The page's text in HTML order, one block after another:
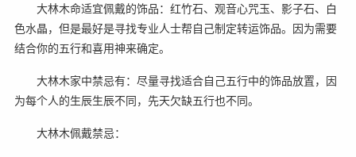
大林木命适宜佩戴的饰品：红竹石、观音心咒玉、影子石、白
色水晶，但是最好是寻找专业人士帮自己制定转运饰品。因为需要
结合你的五行和喜用神来确定。
大林木家中禁忌有：尽量寻找适合自己五行中的饰品放置，因
为每个人的生辰生辰不同，先天欠缺五行也不同。
大林木佩戴禁忌：